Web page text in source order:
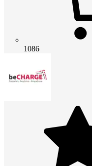
1086